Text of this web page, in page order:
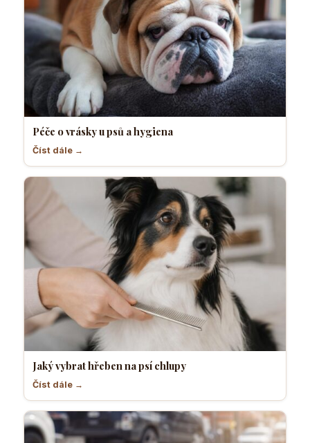
Péče o vrásky u psů a hygiena
Číst dále →
Jaký vybrat hřeben na psí chlupy
Číst dále →